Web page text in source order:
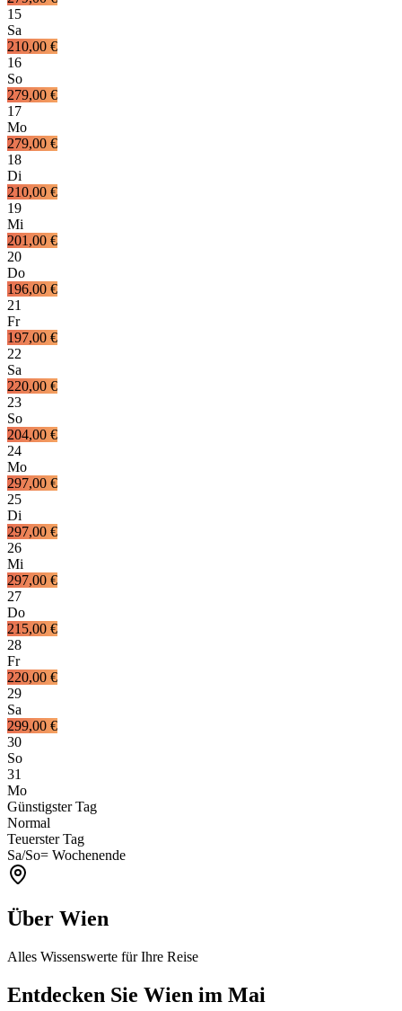
15
Sa
210,00 €
16
So
279,00 €
17
Mo
279,00 €
18
Di
210,00 €
19
Mi
201,00 €
20
Do
196,00 €
21
Fr
197,00 €
22
Sa
220,00 €
23
So
204,00 €
24
Mo
297,00 €
25
Di
297,00 €
26
Mi
297,00 €
27
Do
215,00 €
28
Fr
220,00 €
29
Sa
299,00 €
30
So
31
Mo
Günstigster Tag
Normal
Teuerster Tag
Sa/So= Wochenende
Über Wien
Alles Wissenswerte für Ihre Reise
Entdecken Sie Wien im Mai